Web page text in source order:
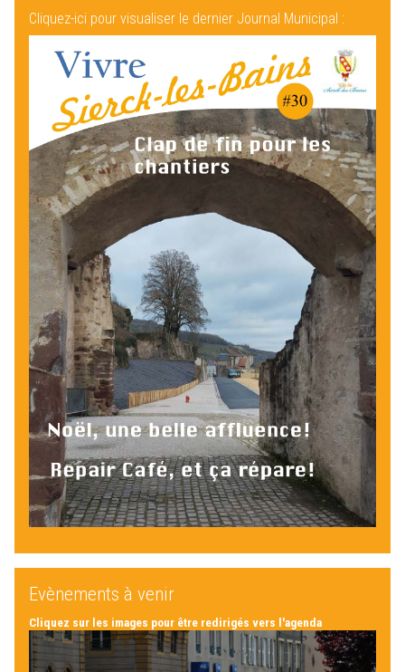
Cliquez-ici pour visualiser le dernier Journal Municipal :
Evènements à venir
Cliquez sur les images pour être redirigés vers l'agenda